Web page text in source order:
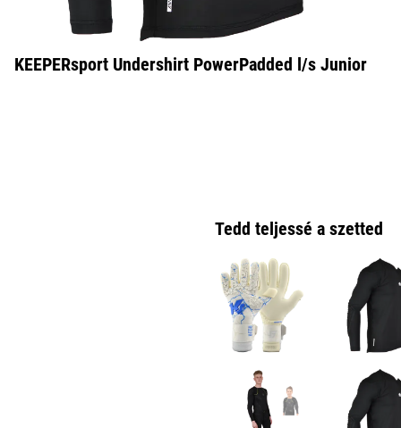
KEEPERsport Undershirt PowerPadded l/s Junior
Tedd teljessé a szetted